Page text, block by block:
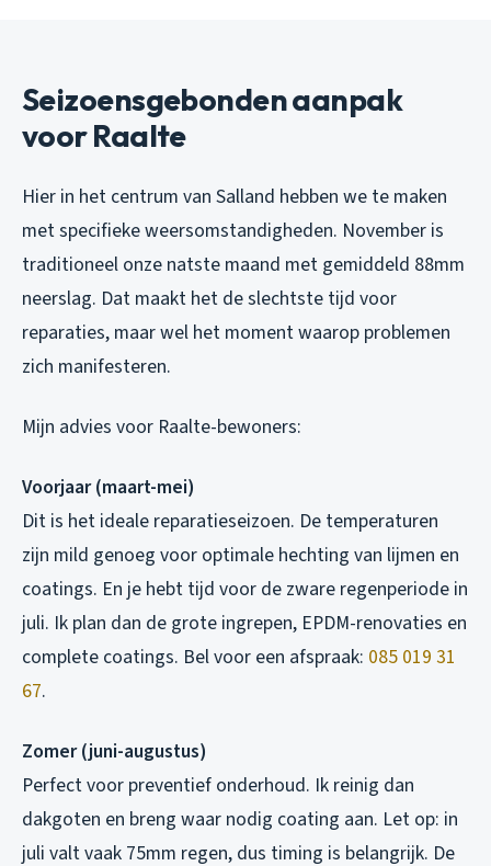
Seizoensgebonden aanpak
voor Raalte
Hier in het centrum van Salland hebben we te maken
met specifieke weersomstandigheden. November is
traditioneel onze natste maand met gemiddeld 88mm
neerslag. Dat maakt het de slechtste tijd voor
reparaties, maar wel het moment waarop problemen
zich manifesteren.
Mijn advies voor Raalte-bewoners:
Voorjaar (maart-mei)
Dit is het ideale reparatieseizoen. De temperaturen
zijn mild genoeg voor optimale hechting van lijmen en
coatings. En je hebt tijd voor de zware regenperiode in
juli. Ik plan dan de grote ingrepen, EPDM-renovaties en
complete coatings. Bel voor een afspraak: 085 019 31
67.
Zomer (juni-augustus)
Perfect voor preventief onderhoud. Ik reinig dan
dakgoten en breng waar nodig coating aan. Let op: in
juli valt vaak 75mm regen, dus timing is belangrijk. De